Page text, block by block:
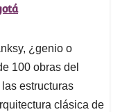
¿genio o
100 obras del
estructuras
clásica de